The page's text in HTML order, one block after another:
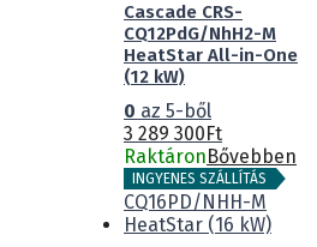
Cascade CRS-
CQ12PdG/NhH2-M
HeatStar All-in-One
(12 kW)
0 az 5-ből
3 289 300 Ft
Raktáron Bővebben
INGYENES SZÁLLÍTÁS